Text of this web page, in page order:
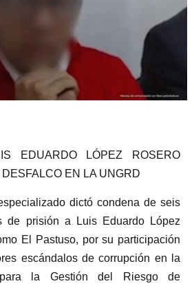
EDUARDO LÓPEZ ROSERO
EN LA UNGRD
dictó condena de seis
de prisión a Luis Eduardo López
El Pastuso, por su participación
escándalos de corrupción en la
la Gestión del Riesgo de